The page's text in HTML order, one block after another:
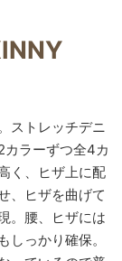
ストレッチデニ
カラーずつ全4カ
く、ヒザ上に配
、ヒザを曲げて
。腰、ヒザには
っかり確保。